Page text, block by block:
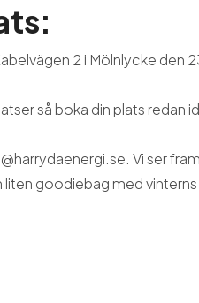
2 i Mölnlycke den
så boka din plats redan
Vi ser
liten goodiebag med